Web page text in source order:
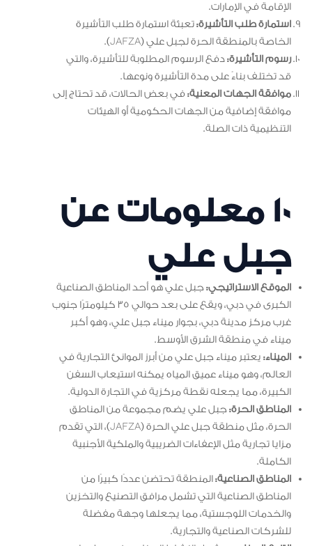
الإقامة في الإمارات.
استمارة طلب التأشيرة:تعبئة استمارة طلب التأشيرة
الخاصة بالمنطقة الحرة لجبل علي (JAFZA).
رسوم التأشيرة:دفع الرسوم المطلوبة للتأشيرة، والتي
قد تختلف بناءً على مدة التأشيرة ونوعها.
موافقة الجهات المعنية:في بعض الحالات، قد تحتاج إلى
موافقة إضافية من الجهات الحكومية أو الهيئات
التنظيمية ذات الصلة.
10 معلومات عن
جبل علي
الموقع الاستراتيجي:جبل علي هو أحد المناطق الصناعية
الكبرى في دبي، ويقع على بعد حوالي 35 كيلومترًا جنوب
غرب مركز مدينة دبي، بجوار ميناء جبل علي، وهو أكبر
ميناء في منطقة الشرق الأوسط.
الميناء: يعتبر ميناء جبل علي من أبرز الموانئ التجارية في
العالم، وهو ميناء عميق المياه يمكنه استيعاب السفن
الكبيرة، مما يجعله نقطة مركزية في التجارة الدولية.
المناطق الحرة:جبل علي يضم مجموعة من المناطق
الحرة، مثل منطقة جبل علي الحرة (JAFZA)، التي تقدم
مزايا تجارية مثل الإعفاءات الضريبية والملكية الأجنبية
الكاملة.
المناطق الصناعية:المنطقة تحتضن عددًا كبيرًا من
المناطق الصناعية التي تشمل مرافق التصنيع والتخزين
والخدمات اللوجستية، مما يجعلها وجهة مفضلة
للشركات الصناعية والتجارية.